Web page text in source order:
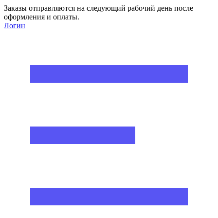
Заказы отправляются на следующий рабочий день после
оформления и оплаты.
Логин